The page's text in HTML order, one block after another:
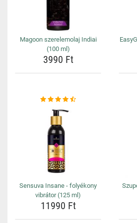
Magoon szerelemolaj Indiai
(100 ml)
3990 Ft
Sensuva Insane - folyékony
vibrátor (125 ml)
11990 Ft